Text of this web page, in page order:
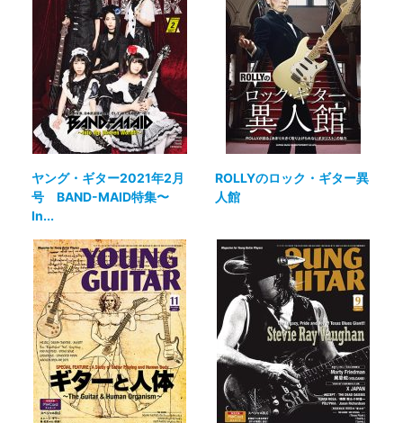
ヤング・ギター2021年2月
号 BAND-MAID特集〜
In...
ROLLYのロック・ギター異
人館